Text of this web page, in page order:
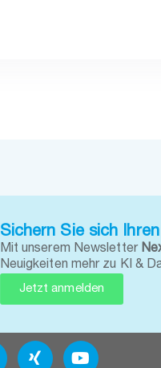
Sichern Sie sich
Mit unserem Newsletter
Neuigkeiten mehr zu KI &
Jetzt anmelden